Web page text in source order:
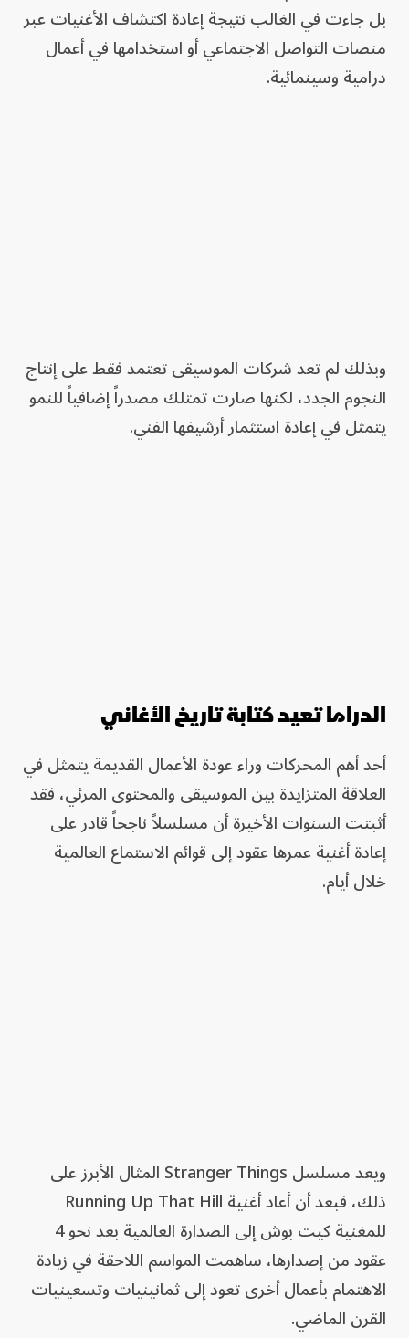
بل جاءت في الغالب نتيجة إعادة اكتشاف الأغنيات عبر
منصات التواصل الاجتماعي أو استخدامها في أعمال
درامية وسينمائية.
وبذلك لم تعد شركات الموسيقى تعتمد فقط على إنتاج
النجوم الجدد، لكنها صارت تمتلك مصدراً إضافياً للنمو
يتمثل في إعادة استثمار أرشيفها الفني.
الدراما تعيد كتابة تاريخ الأغاني
أحد أهم المحركات وراء عودة الأعمال القديمة يتمثل في
العلاقة المتزايدة بين الموسيقى والمحتوى المرئي، فقد
أثبتت السنوات الأخيرة أن مسلسلاً ناجحاً قادر على
إعادة أغنية عمرها عقود إلى قوائم الاستماع العالمية
خلال أيام.
ويعد مسلسل Stranger Things المثال الأبرز على
ذلك، فبعد أن أعاد أغنية Running Up That Hill
للمغنية كيت بوش إلى الصدارة العالمية بعد نحو 4
عقود من إصدارها، ساهمت المواسم اللاحقة في زيادة
الاهتمام بأعمال أخرى تعود إلى ثمانينيات وتسعينيات
القرن الماضي.